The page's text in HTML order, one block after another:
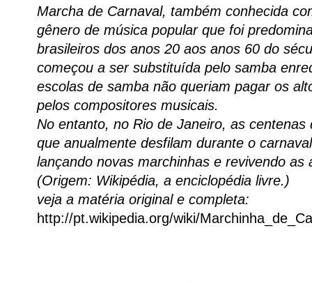
Marcha de Carnaval, também conhecida
gênero de música popular que foi
brasileiros dos anos 20 aos anos 60 do
começou a ser substituída pelo samba
escolas de samba não queriam pagar os
pelos compositores musicais.
No entanto, no Rio de Janeiro, as centenas
que anualmente desfilam durante o
lançando novas marchinhas e revivendo as
(Origem: Wikipédia, a enciclopédia livre.)
veja a matéria original e completa:
http://pt.wikipedia.org/wiki/